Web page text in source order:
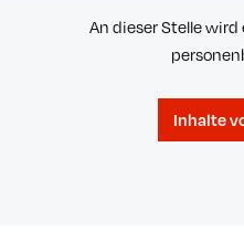
An dieser Stelle
Inhalte